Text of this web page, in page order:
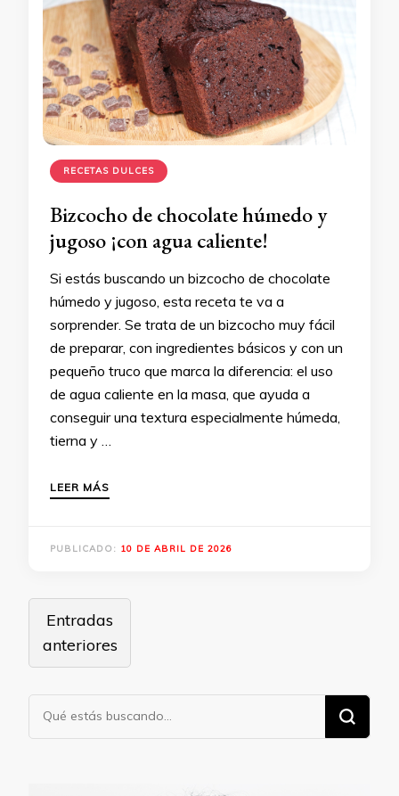
RECETAS DULCES
Bizcocho de chocolate húmedo y
jugoso ¡con agua caliente!
Si estás buscando un bizcocho de chocolate
húmedo y jugoso, esta receta te va a
sorprender. Se trata de un bizcocho muy fácil
de preparar, con ingredientes básicos y con un
pequeño truco que marca la diferencia: el uso
de agua caliente en la masa, que ayuda a
conseguir una textura especialmente húmeda,
tierna y …
LEER MÁS
PUBLICADO: 10 DE ABRIL DE 2026
Navegación
de
entradas
Entradas
anteriores
¿Buscas
algo?